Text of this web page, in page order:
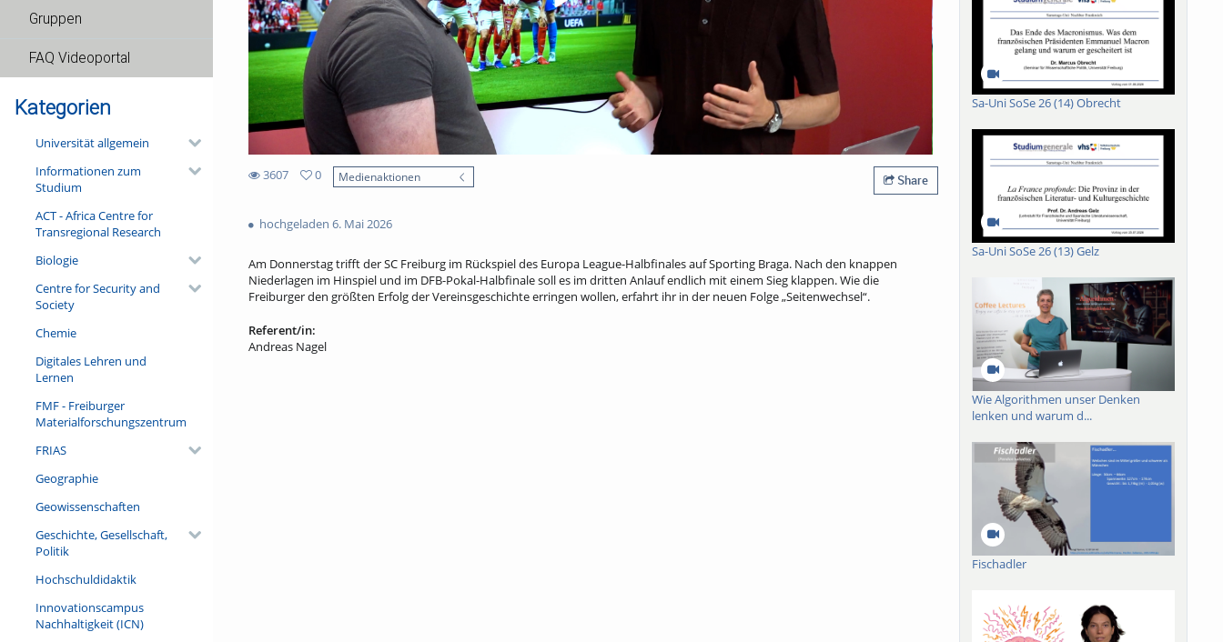
Gruppen
FAQ Videoportal
Kategorien
Universität allgemein
Informationen zum
Studium
ACT - Africa Centre for
Transregional Research
Biologie
Centre for Security and
Society
Chemie
Digitales Lehren und
Lernen
FMF - Freiburger
Materialforschungszentrum
FRIAS
Geographie
Geowissenschaften
Geschichte, Gesellschaft,
Politik
Hochschuldidaktik
Innovationscampus
Nachhaltigkeit (ICN)
3607
views
0
Medienaktionen Share
hochgeladen 6. Mai 2026
Am Donnerstag trifft der SC Freiburg im Rückspiel des Europa League-Halbfinales auf Sporting Braga. Nach den knappen
Niederlagen im Hinspiel und im DFB-Pokal-Halbfinale soll es im dritten Anlauf endlich mit einem Sieg klappen. Wie die
Freiburger den größten Erfolg der Vereinsgeschichte erringen wollen, erfahrt ihr in der neuen Folge „Seitenwechsel“.
Referent/in:
Andreas Nagel
Sa-Uni SoSe 26 (14) Obrecht
Sa-Uni SoSe 26 (13) Gelz
Wie Algorithmen unser Denken
lenken und warum d...
Fischadler